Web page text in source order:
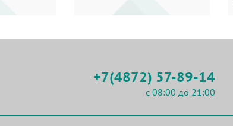
+7(4872) 57-89-14
с 08:00 до 21:00